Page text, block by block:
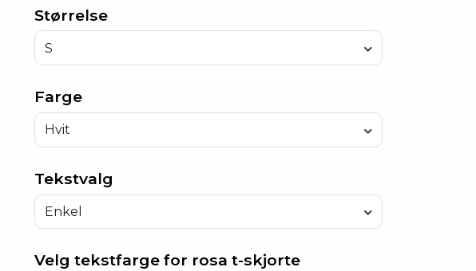
Størrelse
S
Farge
Hvit
Tekstvalg
Enkel
Velg tekstfarge for rosa t-skjorte